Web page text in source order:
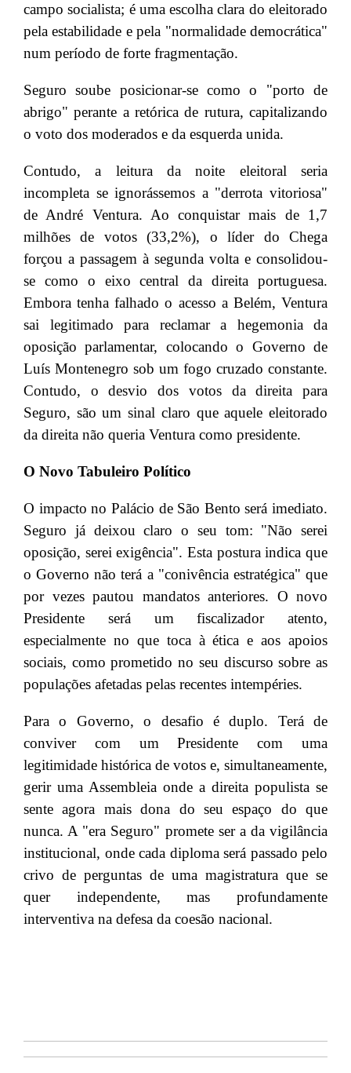
campo socialista; é uma escolha clara do eleitorado
pela estabilidade e pela "normalidade democrática"
num período de forte fragmentação.
Seguro soube posicionar-se como o "porto de
abrigo" perante a retórica de rutura, capitalizando
o voto dos moderados e da esquerda unida.
Contudo, a leitura da noite eleitoral seria
incompleta se ignorássemos a "derrota vitoriosa"
de André Ventura. Ao conquistar mais de 1,7
milhões de votos (33,2%), o líder do Chega
forçou a passagem à segunda volta e consolidou-
se como o eixo central da direita portuguesa.
Embora tenha falhado o acesso a Belém, Ventura
sai legitimado para reclamar a hegemonia da
oposição parlamentar, colocando o Governo de
Luís Montenegro sob um fogo cruzado constante.
Contudo, o desvio dos votos da direita para
Seguro, são um sinal claro que aquele eleitorado
da direita não queria Ventura como presidente.
O Novo Tabuleiro Político
O impacto no Palácio de São Bento será imediato.
Seguro já deixou claro o seu tom: "Não serei
oposição, serei exigência". Esta postura indica que
o Governo não terá a "conivência estratégica" que
por vezes pautou mandatos anteriores. O novo
Presidente será um fiscalizador atento,
especialmente no que toca à ética e aos apoios
sociais, como prometido no seu discurso sobre as
populações afetadas pelas recentes intempéries.
Para o Governo, o desafio é duplo. Terá de
conviver com um Presidente com uma
legitimidade histórica de votos e, simultaneamente,
gerir uma Assembleia onde a direita populista se
sente agora mais dona do seu espaço do que
nunca. A "era Seguro" promete ser a da vigilância
institucional, onde cada diploma será passado pelo
crivo de perguntas de uma magistratura que se
quer independente, mas profundamente
interventiva na defesa da coesão nacional.